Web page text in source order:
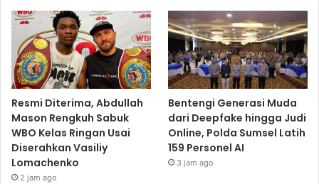
Resmi Diterima, Abdullah
Mason Rengkuh Sabuk
WBO Kelas Ringan Usai
Diserahkan Vasiliy
Lomachenko
2 jam ago
Bentengi Generasi Muda
dari Deepfake hingga Judi
Online, Polda Sumsel Latih
159 Personel AI
3 jam ago